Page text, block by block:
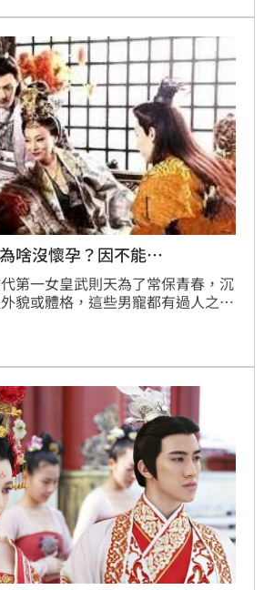
啥沒懷孕？因不能…
第一女皇武則天為了常保青春，沉
貌或體格，這些男寵都有過人之